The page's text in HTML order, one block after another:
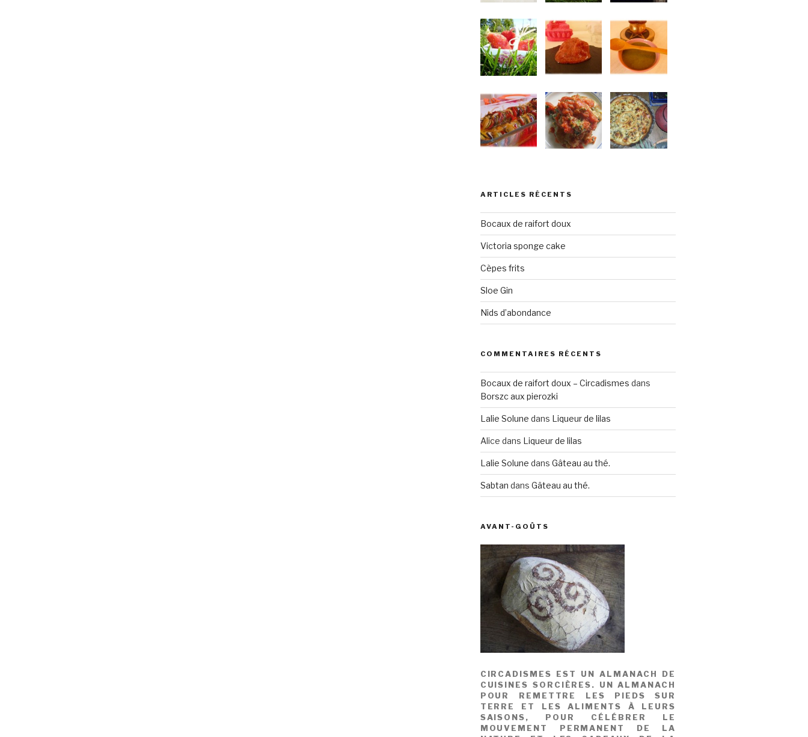
ARTICLES RÉCENTS
Bocaux de raifort doux
Victoria sponge cake
Cèpes frits
Sloe Gin
Nids d’abondance
COMMENTAIRES RÉCENTS
Bocaux de raifort doux – Circadismes dans
Borszc aux pierozki
Lalie Solune dans Liqueur de lilas
Alice dans Liqueur de lilas
Lalie Solune dans Gâteau au thé.
Sabtan dans Gâteau au thé.
AVANT-GOÛTS
CIRCADISMES EST UN ALMANACH DE
CUISINES SORCIÈRES. UN ALMANACH
POUR REMETTRE LES PIEDS SUR
TERRE ET LES ALIMENTS À LEURS
SAISONS, POUR CÉLÉBRER LE
MOUVEMENT PERMANENT DE LA